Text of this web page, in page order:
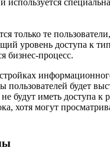
только те
уровень доступа к
бизнес-процесс.
пользователей будет
будут иметь доступа к
хотя могут